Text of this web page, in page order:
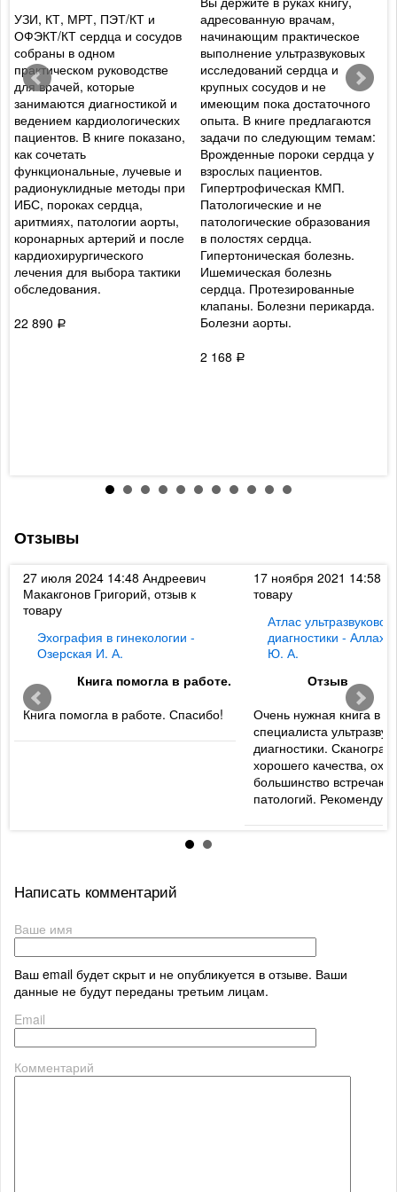
УЗИ, КТ, МРТ, ПЭТ/КТ и
ОФЭКТ/КТ сердца и сосудов
собраны в одном
практическом руководстве
для врачей, которые
занимаются диагностикой и
ведением кардиологических
пациентов. В книге показано,
как сочетать
функциональные, лучевые и
радионуклидные методы при
ИБС, пороках сердца,
аритмиях, патологии аорты,
коронарных артерий и после
кардиохирургического
лечения для выбора тактики
обследования.
22 890 Р
адресованную врачам,
начинающим практическое
выполнение ультразвуковых
исследований сердца и
крупных сосудов и не
имеющим пока достаточного
опыта. В книге предлагаются
задачи по следующим темам:
Врожденные пороки сердца у
взрослых пациентов.
Гипертрофическая КМП.
Патологические и не
патологические образования
в полостях сердца.
Гипертоническая болезнь.
Ишемическая болезнь
сердца. Протезированные
клапаны. Болезни перикарда.
Болезни аорты.
2 168 Р
Отзывы
27 июля 2024 14:48 Андреевич
Макакгонов Григорий, отзыв к
товару
Эхография в гинекологии -
Озерская И. А.
Книга помогла в работе.
Книга помогла в работе. Спасибо!
17 ноября 2021 14:58
товару
Атлас ультразвуковой
диагностики -
Ю. А.
Отзыв
Очень нужная книга в
специалиста
диагностики.
хорошего качества,
большинство
патологий. Рекомендую
Написать комментарий
Ваше имя
Ваш email будет скрыт и не опубликуется в отзыве. Ваши
данные не будут переданы третьим лицам.
Email
Комментарий